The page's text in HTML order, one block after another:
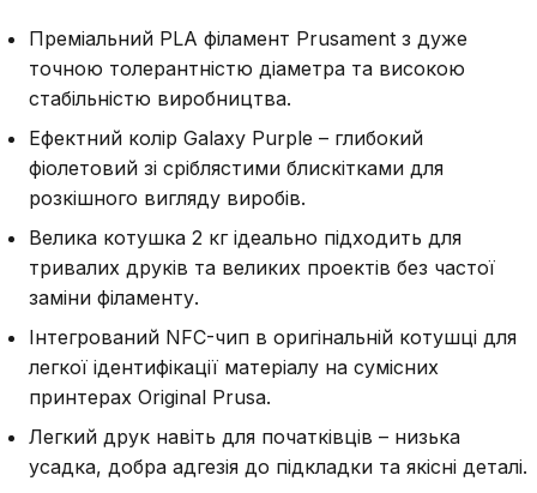
Преміальний PLA філамент Prusament з дуже
точною толерантністю діаметра та високою
стабільністю виробництва.
Ефектний колір Galaxy Purple – глибокий
фіолетовий зі сріблястими блискітками для
розкішного вигляду виробів.
Велика котушка 2 кг ідеально підходить для
тривалих друків та великих проектів без частої
заміни філаменту.
Інтегрований NFC-чип в оригінальній котушці для
легкої ідентифікації матеріалу на сумісних
принтерах Original Prusa.
Легкий друк навіть для початківців – низька
усадка, добра адгезія до підкладки та якісні деталі.